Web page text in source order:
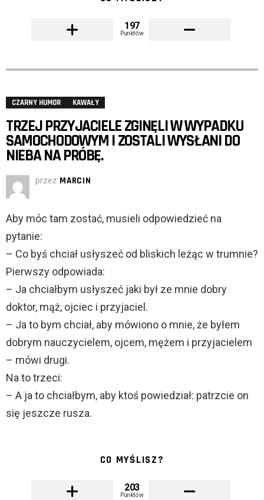
197
Punktów
CZARNY HUMOR KAWAŁY
TRZEJ PRZYJACIELE ZGINĘLI W WYPADKU
SAMOCHODOWYM I ZOSTALI WYSŁANI DO
NIEBA NA PRÓBĘ.
przez MARCIN
Aby móc tam zostać, musieli odpowiedzieć na
pytanie:
– Co byś chciał usłyszeć od bliskich leżąc w trumnie?
Pierwszy odpowiada:
– Ja chciałbym usłyszeć jaki był ze mnie dobry
doktor, mąż, ojciec i przyjaciel.
– Ja to bym chciał, aby mówiono o mnie, że byłem
dobrym nauczycielem, ojcem, mężem i przyjacielem
– mówi drugi.
Na to trzeci:
– A ja to chciałbym, aby ktoś powiedział: patrzcie on
się jeszcze rusza.
CO MYŚLISZ?
203
Punktów